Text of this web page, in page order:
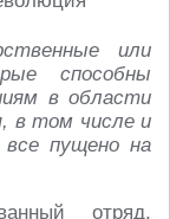
или
способны
в области
в том числе и
пущено на
отряд,